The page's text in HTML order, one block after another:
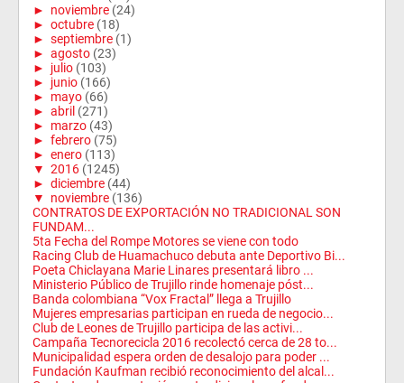
► noviembre (24)
► octubre (18)
► septiembre (1)
► agosto (23)
► julio (103)
► junio (166)
► mayo (66)
► abril (271)
► marzo (43)
► febrero (75)
► enero (113)
▼ 2016 (1245)
► diciembre (44)
▼
noviembre (136)
CONTRATOS DE EXPORTACIÓN NO TRADICIONAL SON
FUNDAM...
5ta Fecha del Rompe Motores se viene con todo
Racing Club de Huamachuco debuta ante Deportivo Bi...
Poeta Chiclayana Marie Linares presentará libro ...
Ministerio Público de Trujillo rinde homenaje póst...
Banda colombiana “Vox Fractal” llega a Trujillo
Mujeres empresarias participan en rueda de negocio...
Club de Leones de Trujillo participa de las activi...
Campaña Tecnorecicla 2016 recolectó cerca de 28 to...
Municipalidad espera orden de desalojo para poder ...
Fundación Kaufman recibió reconocimiento del alcal...